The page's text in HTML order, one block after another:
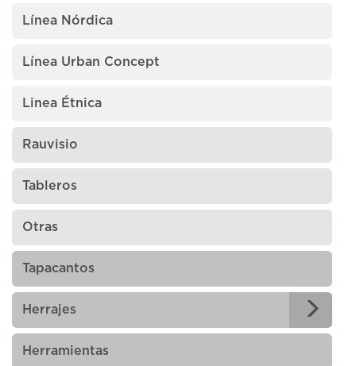
Línea Nórdica
Línea Urban Concept
Linea Étnica
Rauvisio
Tableros
Otras
Tapacantos
Herrajes
Herramientas